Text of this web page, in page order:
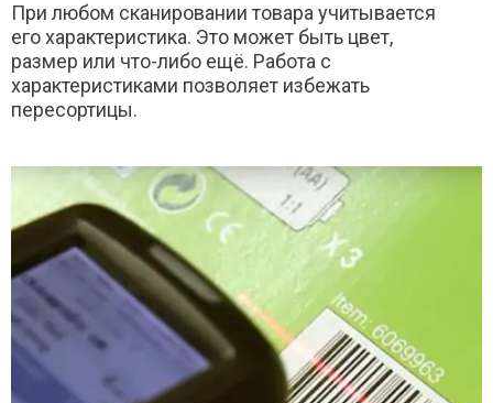
При любом сканировании товара учитывается
его характеристика. Это может быть цвет,
размер или что-либо ещё. Работа с
характеристиками позволяет избежать
пересортицы.